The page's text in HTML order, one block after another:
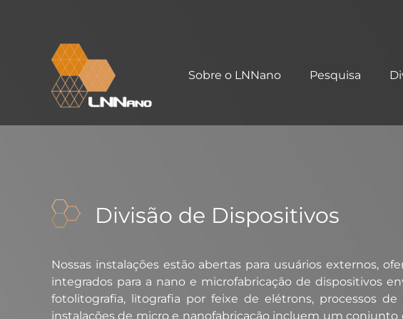
Sobre o LNNano Pesquisa
Divisão de Dispositivos
Nossas instalações estão abertas para usuários externos,
integrados para a nano e microfabricação de dispositivos
fotolitografia, litografia por feixe de elétrons, processos de
instalações de micro e nanofabricação incluem um conjunto